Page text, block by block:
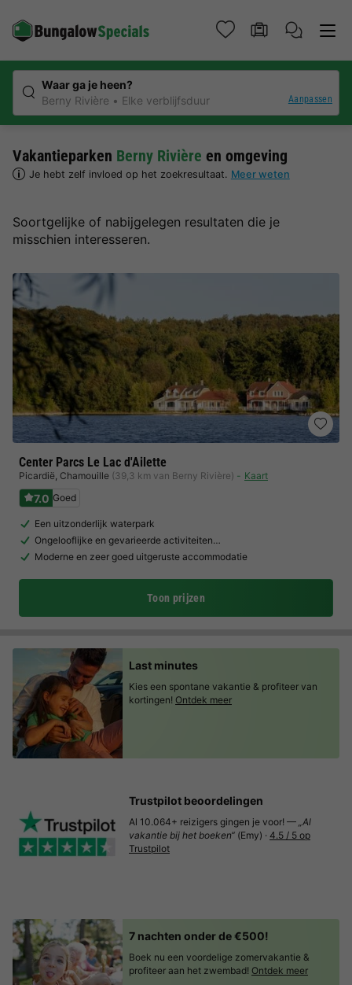
Waar ga je heen?
Berny Rivière
Elke verblijfsduur Aanpassen
Vakantieparken Berny Rivière en omgeving
Je hebt zelf invloed op het zoekresultaat. Meer weten
Soortgelijke of nabijgelegen resultaten die je
misschien interesseren.
Center Parcs Le Lac d'Ailette
Picardië, Chamouille (39,3 km van Berny Rivière) Kaart
7.0 Goed
Een uitzonderlijk waterpark
Ongelooflijke en gevarieerde activiteiten…
Moderne en zeer goed uitgeruste accommodatie
Toon prijzen
Last minutes
Kies een spontane vakantie & profiteer van
kortingen! Ontdek meer
Trustpilot beoordelingen
Al 10.064+ reizigers gingen je voor! — „Al
vakantie bij het boeken“ (Emy) · 4.5 / 5 op
Trustpilot
7 nachten onder de €500!
Boek nu een voordelige zomervakantie &
profiteer aan het zwembad! Ontdek meer